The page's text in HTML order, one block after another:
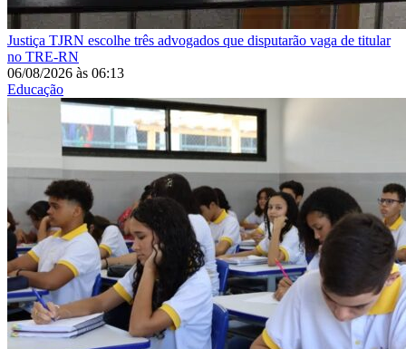
Justiça TJRN escolhe três advogados que disputarão vaga de titular
no TRE-RN
06/08/2026 às 06:13
Educação